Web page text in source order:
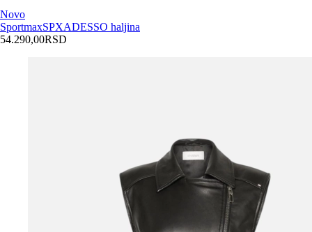
Novo
SportmaxSPXADESSO haljina
54.290,00RSD